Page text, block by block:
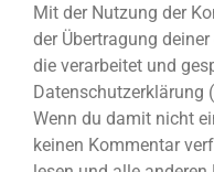
Mit der Nutzung der
der Übertragung
die verarbeitet und
Datenschutzerklärung
Wenn du damit nicht
keinen Kommentar